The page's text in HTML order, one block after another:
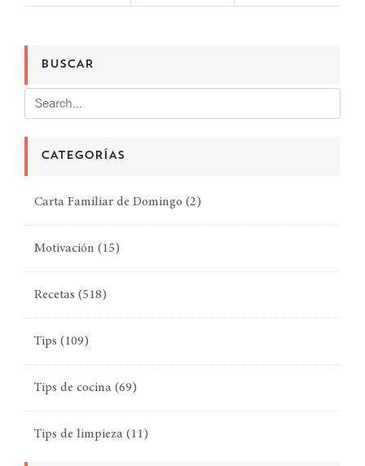
BUSCAR
CATEGORÍAS
Carta Familiar de Domingo (2)
Motivación (15)
Recetas (518)
Tips (109)
Tips de cocina (69)
Tips de limpieza (11)